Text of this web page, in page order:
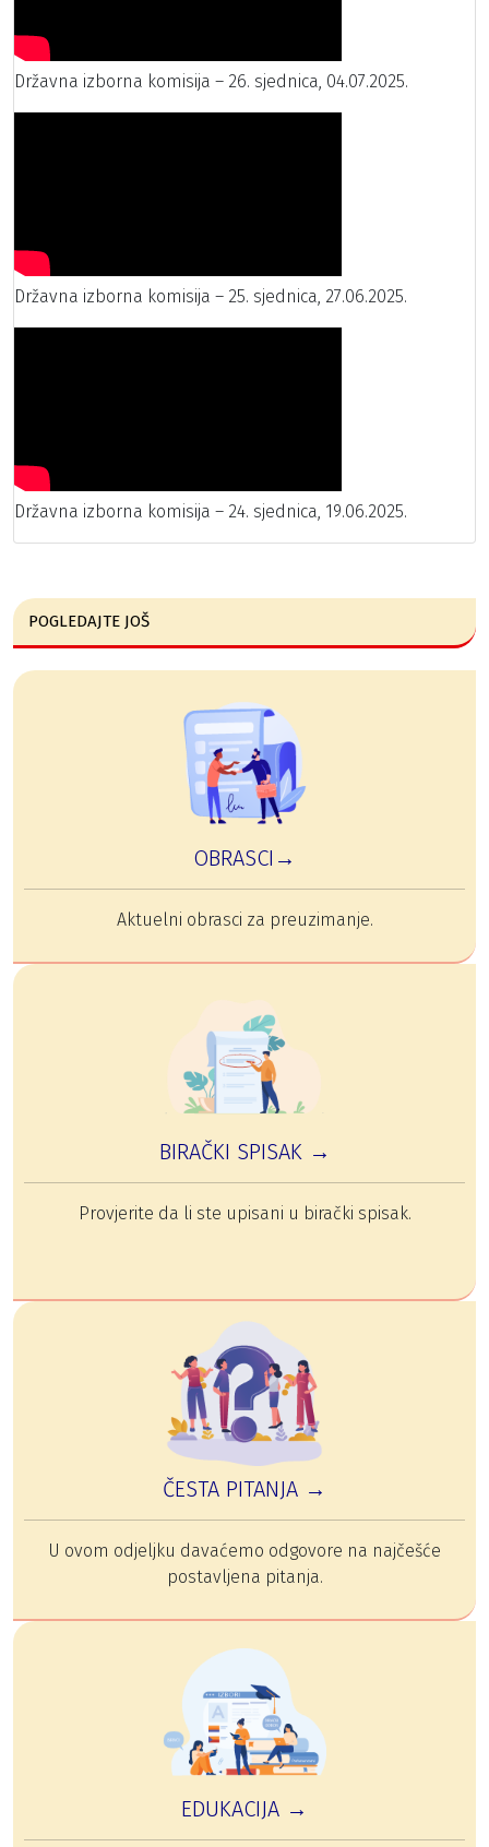
Državna izborna komisija – 26. sjednica, 04.07.2025.
Državna izborna komisija – 25. sjednica, 27.06.2025.
Državna izborna komisija – 24. sjednica, 19.06.2025.
POGLEDAJTE JOŠ
OBRASCI→
Aktuelni obrasci za preuzimanje.
BIRAČKI SPISAK →
Provjerite da li ste upisani u birački spisak.
ČESTA PITANJA →
U ovom odjeljku davaćemo odgovore na najčešće
postavljena pitanja.
EDUKACIJA →